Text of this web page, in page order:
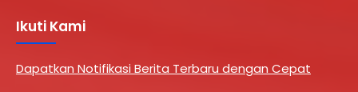
Ikuti Kami
Dapatkan Notifikasi Berita Terbaru dengan Cepat